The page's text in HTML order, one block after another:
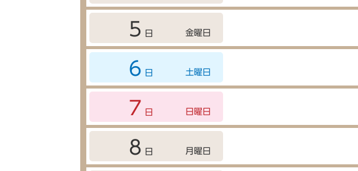
5 日 金曜日
6 日 土曜日
7 日 日曜日
8 日 月曜日